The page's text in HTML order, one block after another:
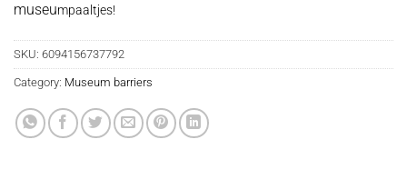
museumpaaltjes!
SKU: 6094156737792
Category: Museum barriers